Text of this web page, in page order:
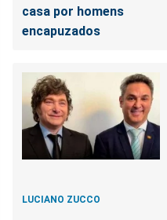
casa por homens
encapuzados
LUCIANO ZUCCO